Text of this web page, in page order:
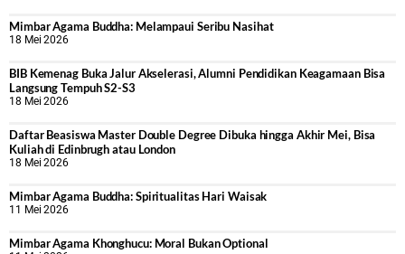
Mimbar Agama Buddha: Melampaui Seribu Nasihat
18 Mei 2026
BIB Kemenag Buka Jalur Akselerasi, Alumni Pendidikan Keagamaan Bisa
Langsung Tempuh S2-S3
18 Mei 2026
Daftar Beasiswa Master Double Degree Dibuka hingga Akhir Mei, Bisa
Kuliah di Edinbrugh atau London
18 Mei 2026
Mimbar Agama Buddha: Spiritualitas Hari Waisak
11 Mei 2026
Mimbar Agama Khonghucu: Moral Bukan Optional